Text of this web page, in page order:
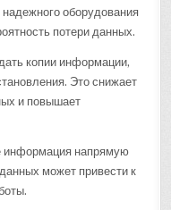
оборудования
потери данных.
копии информации,
Это снижает
и повышает
информация напрямую
может привести к